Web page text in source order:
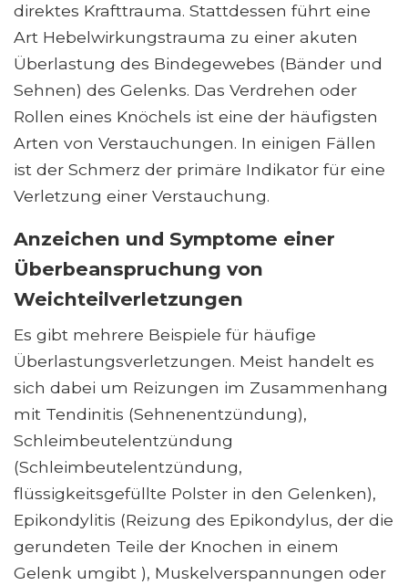
direktes Krafttrauma. Stattdessen führt eine
Art Hebelwirkungstrauma zu einer akuten
Überlastung des Bindegewebes (Bänder und
Sehnen) des Gelenks. Das Verdrehen oder
Rollen eines Knöchels ist eine der häufigsten
Arten von Verstauchungen. In einigen Fällen
ist der Schmerz der primäre Indikator für eine
Verletzung einer Verstauchung.
Anzeichen und Symptome einer
Überbeanspruchung von
Weichteilverletzungen
Es gibt mehrere Beispiele für häufige
Überlastungsverletzungen. Meist handelt es
sich dabei um Reizungen im Zusammenhang
mit Tendinitis (Sehnenentzündung),
Schleimbeutelentzündung
(Schleimbeutelentzündung,
flüssigkeitsgefüllte Polster in den Gelenken),
Epikondylitis (Reizung des Epikondylus, der die
gerundeten Teile der Knochen in einem
Gelenk umgibt ), Muskelverspannungen oder